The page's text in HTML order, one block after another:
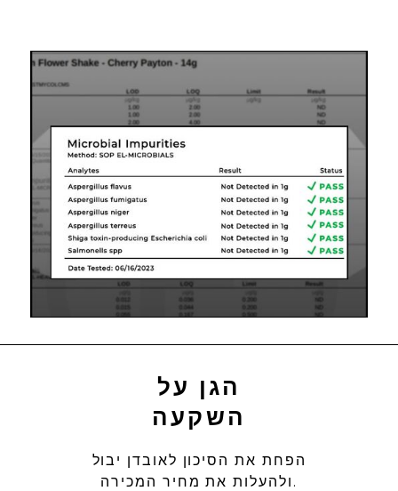
הגן על
השקעה
הפחת את הסיכון לאובדן יבול
ולהעלות את מחיר המכירה.